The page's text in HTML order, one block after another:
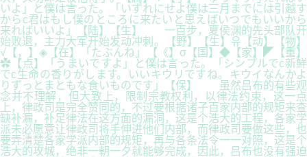
いよ」と僕は言った。「いずれにせよ僕は三月までには引越す
からc君はもし僕のところに来たいと思えばいつでもいいから
来ればいいよ」【陆】【生】 一百步，夏侯渊的先头部队开
始败退，主力大军开始发动冲刺。【野】【生】유【动】【物】
√【，】◈【在】「たぶんね」【《】σ【国】◆【家】◤【重】
✿【点】「うまいですよ」と僕は言った。「シンプルでc新鮮
でc生命の香りがします。いいキウリですね。キウイなんかよ
りずっとまともな食いものです」【保】 虽然吕布的有些观
念并不理解，但大致上，限制宗教权利，以律法约束，这一点
上，律政司是完全赞同的，不过要根据诸子百家内部的规矩来查
缺补漏，补足律法在这方面的漏洞，这是个浩大的工程，各家学
派未必愿意让律政司将手伸进他们内部，而律政司要做这些，也
要弄清楚各家学派内部的规矩，再与各条法令一一对照，这是个
浩大的攻城，绝非一朝一夕就能够完成，因此，吕布也没有强迫